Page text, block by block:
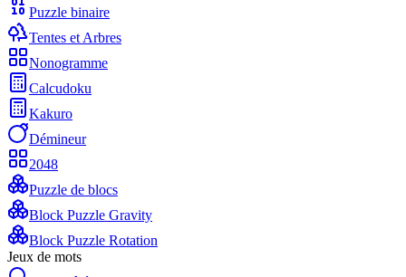
Puzzle binaire
Tentes et Arbres
Nonogramme
Calcudoku
Kakuro
Démineur
2048
Puzzle de blocs
Block Puzzle Gravity
Block Puzzle Rotation
Jeux de mots